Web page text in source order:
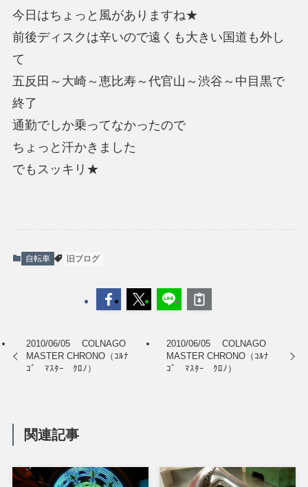
今日はちょっと風がありますね★
前後ディスクは辛いので遠くも大きい国道も外し
て
五反田～大崎～恵比寿～代官山～渋谷～中目黒で
終了
通勤でしか乗ってなかったので
ちょっと汗かきました
でもスッキリ★
自転車 旧ブログ
2010/06/05 COLNAGO
MASTER CHRONO（ｺﾙﾅ
ｺﾞ ﾏｽﾀｰ ｸﾛﾉ）
2010/06/05 COLNAGO
MASTER CHRONO（ｺﾙﾅ
ｺﾞ ﾏｽﾀｰ ｸﾛﾉ）
関連記事